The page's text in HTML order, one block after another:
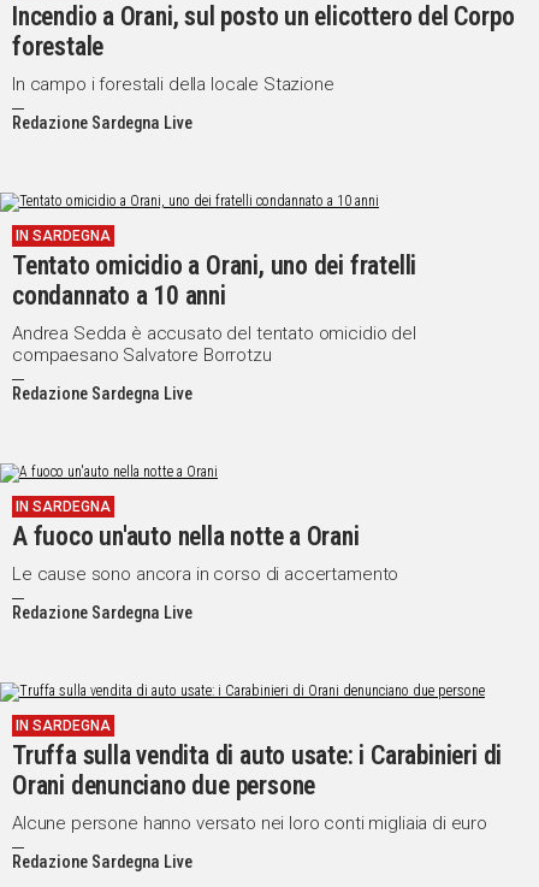
Incendio a Orani, sul posto un elicottero del Corpo
forestale
In campo i forestali della locale Stazione
Redazione Sardegna Live
IN SARDEGNA
Tentato omicidio a Orani, uno dei fratelli
condannato a 10 anni
Andrea Sedda è accusato del tentato omicidio del
compaesano Salvatore Borrotzu
Redazione Sardegna Live
IN SARDEGNA
A fuoco un'auto nella notte a Orani
Le cause sono ancora in corso di accertamento
Redazione Sardegna Live
IN SARDEGNA
Truffa sulla vendita di auto usate: i Carabinieri di
Orani denunciano due persone
Alcune persone hanno versato nei loro conti migliaia di euro
Redazione Sardegna Live